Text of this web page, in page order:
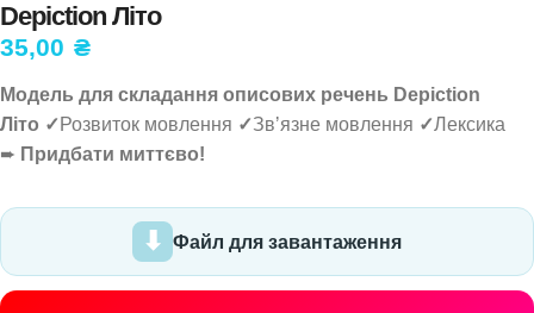
Depiction Літо
35,00 ₴
Модель для складання описових речень Depiction
Літо ✓ Розвиток мовлення ✓Звʼязне мовлення ✓Лексика
➨ Придбати миттєво!
Файл для завантаження